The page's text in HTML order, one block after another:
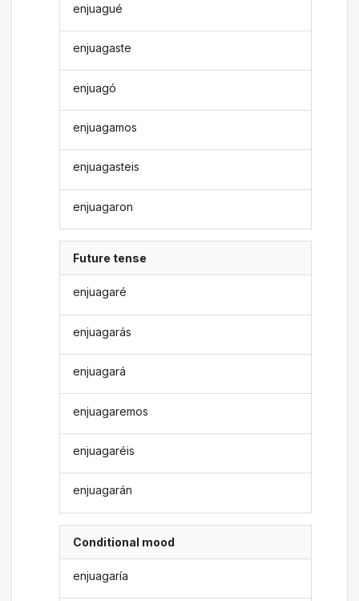
enjuagué
enjuagaste
enjuagó
enjuagamos
enjuagasteis
enjuagaron
Future tense
enjuagaré
enjuagarás
enjuagará
enjuagaremos
enjuagaréis
enjuagarán
Conditional mood
enjuagaría